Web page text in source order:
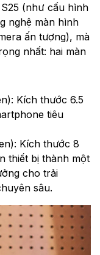
(như cấu hình
nghệ màn hình
ấn tượng), mà
nhất: hai màn
Kích thước 6.5
tiêu
Kích thước 8
thiết bị thành một
cho trải
sâu.